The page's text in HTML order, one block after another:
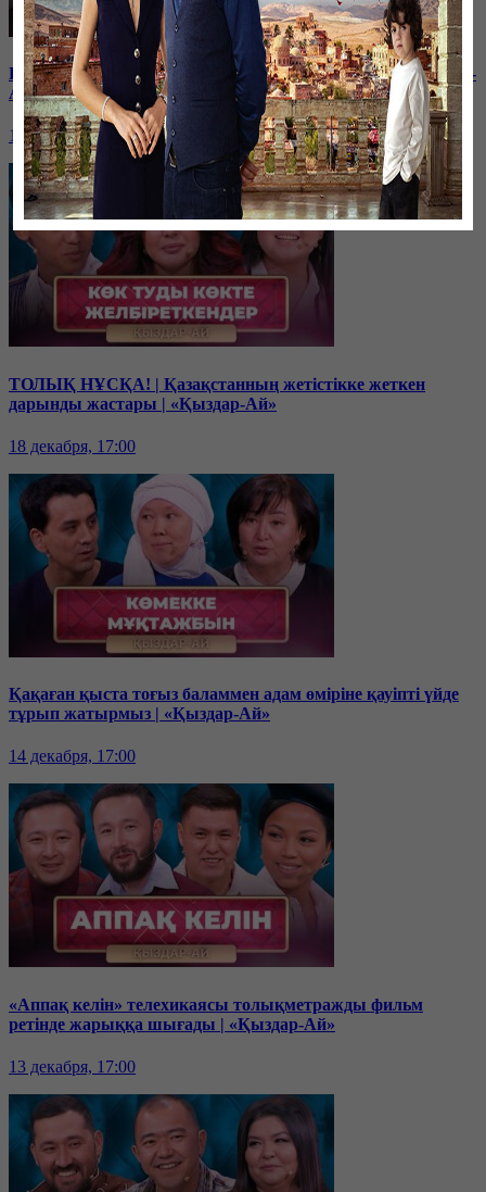
Балам мектептегі буллингтен кейін өзгеріп кетті | «Қыздар-
Ай»
19 декабря, 17:00
ТОЛЫҚ НҰСҚА! | Қазақстанның жетістікке жеткен
дарынды жастары | «Қыздар-Ай»
18 декабря, 17:00
Қақаған қыста тоғыз баламмен адам өміріне қауіпті үйде
тұрып жатырмыз | «Қыздар-Ай»
14 декабря, 17:00
«Аппақ келін» телехикаясы толықметражды фильм
ретінде жарыққа шығады | «Қыздар-Ай»
13 декабря, 17:00